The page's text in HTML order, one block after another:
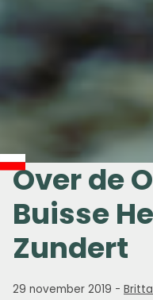
Over de
Buisse
Zundert
29 november 2019 -